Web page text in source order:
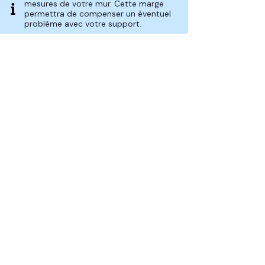
mesures de votre mur. Cette marge
permettra de compenser un éventuel
problème avec votre support.